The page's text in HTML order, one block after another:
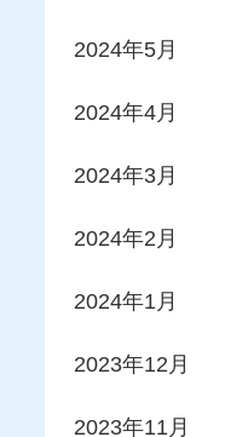
2024年5月
2024年4月
2024年3月
2024年2月
2024年1月
2023年12月
2023年11月